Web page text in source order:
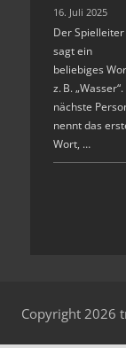
16. Juli 2025
Der Spielleiter
sagt ein
beliebiges
z. B.
nächste
nennt das
Wort, …
Copyright 2026